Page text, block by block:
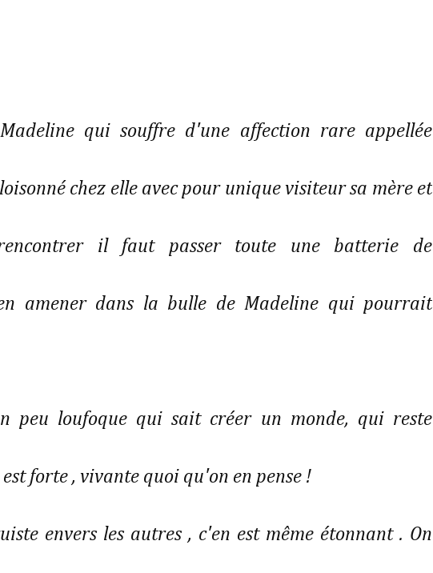
qui souffre d'une affection rare appellée
chez elle avec pour unique visiteur sa mère et
il faut passer toute une batterie de
amener dans la bulle de Madeline qui pourrait
peu loufoque qui sait créer un monde, qui reste
forte , vivante quoi qu'on en pense !
envers les autres , c'en est même étonnant . On